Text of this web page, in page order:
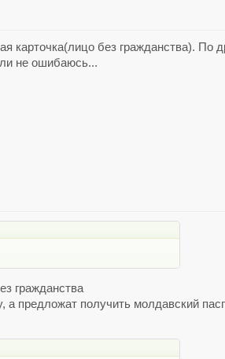
карточка(лицо без гражданства). По
не ошибаюсь...
гражданства
предложат получить молдавский